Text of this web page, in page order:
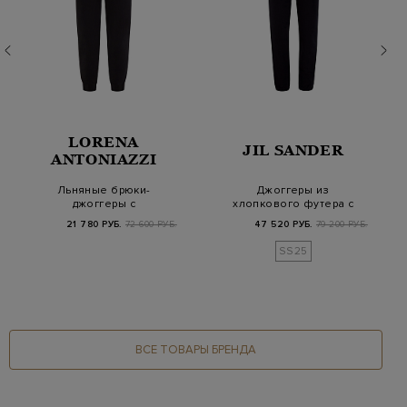
LORENA
ANTONIAZZI
Льняные брюки-
джоггеры с
эластичным поясом
на кулиске
21 780 РУБ. 72 600 РУБ.
JIL SANDER
Джоггеры из
хлопкового футера с
вышитым логотипом в
то…
47 520 РУБ. 79 200 РУБ.
SS25
ВСЕ ТОВАРЫ БРЕНДА